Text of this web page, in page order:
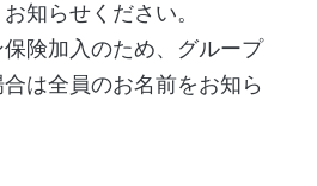
知らせください。
険加入のため、グループ
は全員のお名前をお知ら